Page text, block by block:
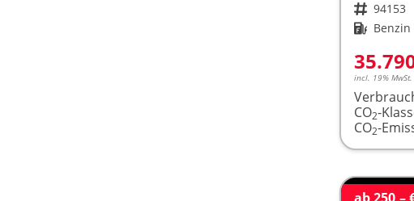
Fahrzeugnr. 94153
Kraftstoff Benzin
incl. 19% MwSt.
CO2-
CO2-